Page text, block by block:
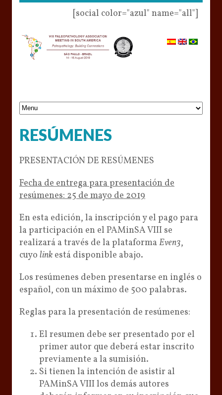
[social color="azul" name="all"]
RESÚMENES
PRESENTACIÓN DE RESÚMENES
Fecha de entrega para presentación de
resúmenes: 25 de mayo de 2019
En esta edición, la inscripción y el pago para
la participación en el PAMinSA VIII se
realizará a través de la plataforma Even3,
cuyo link está disponible abajo.
Los resúmenes deben presentarse en inglés o
español, con un máximo de 500 palabras.
Reglas para la presentación de resúmenes:
El resumen debe ser presentado por el
primer autor que deberá estar inscrito
previamente a la sumisión.
Si tienen la intención de asistir al
PAMinSA VIII los demás autores